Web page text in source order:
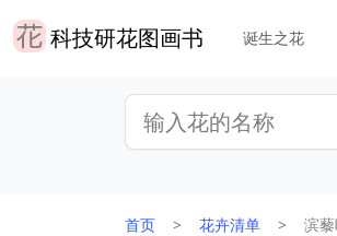
科技研花图画书 诞生之花
首页 花卉清单 滨